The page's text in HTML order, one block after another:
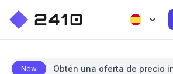
New
Obtén una oferta de precio